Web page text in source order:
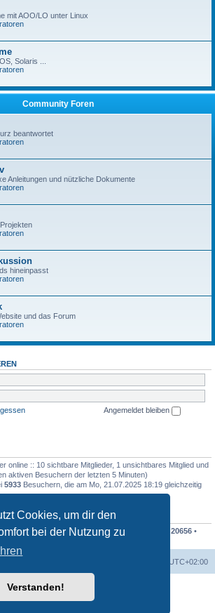
Cookies, um dir den
bei der Nutzung zu
Verstanden!
mit AOO/LO unter Linux
Solaris ...
Community Foren
beantwortet
Anleitungen und nützliche Dokumente
hineinpasst
und das Forum
Angemeldet bleiben
online :: 10 sichtbare Mitglieder, 1 unsichtbares Mitglied und
aktiven Besuchern der letzten 5 Minuten)
5933 Besuchern, die am Mo, 21.07.2025 18:19 gleichzeitig
Themen insgesamt48676• Mitglieder insgesamt 20656 •
UTC+02:00
byphpBB® Forum Software © phpBB Limited
phpBB.de